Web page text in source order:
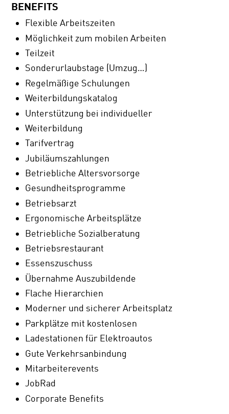
BENEFITS
Flexible Arbeitszeiten
Möglichkeit zum mobilen Arbeiten
Teilzeit
Sonderurlaubstage (Umzug…)
Regelmäßige Schulungen
Weiterbildungskatalog
Unterstützung bei individueller
Weiterbildung
Tarifvertrag
Jubiläumszahlungen
Betriebliche Altersvorsorge
Gesundheitsprogramme
Betriebsarzt
Ergonomische Arbeitsplätze
Betriebliche Sozialberatung
Betriebsrestaurant
Essenszuschuss
Übernahme Auszubildende
Flache Hierarchien
Moderner und sicherer Arbeitsplatz
Parkplätze mit kostenlosen
Ladestationen für Elektroautos
Gute Verkehrsanbindung
Mitarbeiterevents
JobRad
Corporate Benefits